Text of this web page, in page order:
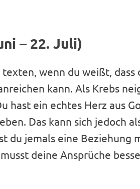
– 22. Juli)
wenn du weißt, dass
kann. Als Krebs
hast ein echtes Herz aus
Das kann sich jedoch
du jemals eine Beziehung
deine Ansprüche